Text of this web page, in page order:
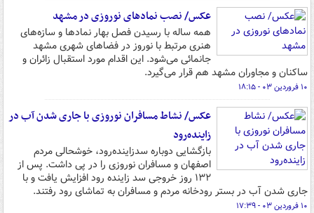
عکس/ نصب نمادهای نوروزی در مشهد
همه ساله با رسیدن فصل بهار نمادها و سازه‌های
هنری مرتبط با نوروز در فضاهای شهری مشهد
جانمائی می‌شود. این اقدام مورد استقبال زائران و
ساکنان و مجاوران مشهد هم قرار می‌گیرد.
۱۰ فروردین ۰۳ - ۱۸:۱۵
عکس/ نشاط مسافران نوروزی با جاری شدن آب در
زاینده‌رود
بازگشایی دوباره سدزاینده‌رود، خوشحالی مردم
اصفهان و مسافران نوروزی را در پی داشت. پس از
۱۳۲ روز خروجی سد زاینده رود افزایش یافت و با
جاری شدن آب در بستر رودخانه مردم و مسافران به تماشای رود رفتند.
۱۰ فروردین ۰۳ - ۱۷:۳۹